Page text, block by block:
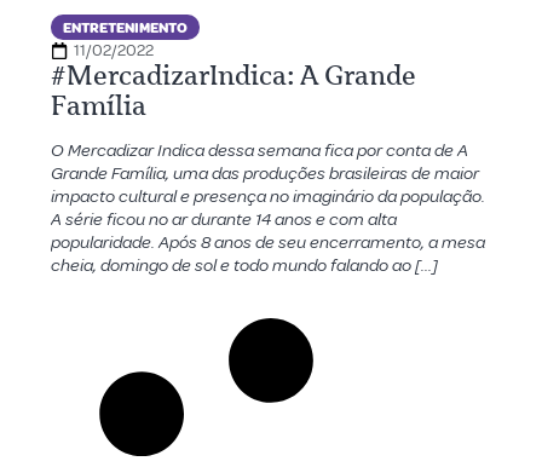
ENTRETENIMENTO
11/02/2022
#MercadizarIndica: A Grande
Família
O Mercadizar Indica dessa semana fica por conta de A
Grande Família, uma das produções brasileiras de maior
impacto cultural e presença no imaginário da população.
A série ficou no ar durante 14 anos e com alta
popularidade. Após 8 anos de seu encerramento, a mesa
cheia, domingo de sol e todo mundo falando ao […]